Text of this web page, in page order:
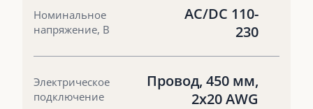
Номинальное
напряжение, В
AC/DC 110-
230
Электрическое
подключение
Провод, 450 мм,
2х20 AWG